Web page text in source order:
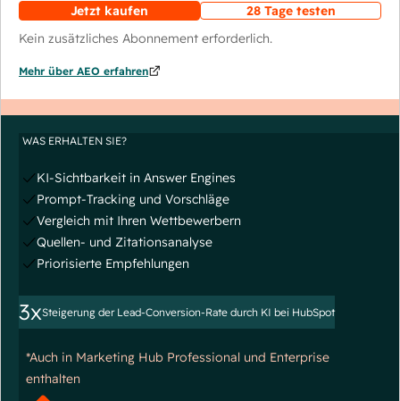
Jetzt kaufen
28 Tage testen
Kein zusätzliches Abonnement erforderlich.
Mehr über AEO erfahren
WAS ERHALTEN SIE?
KI-Sichtbarkeit in Answer Engines
Prompt-Tracking und Vorschläge
Vergleich mit Ihren Wettbewerbern
Quellen- und Zitationsanalyse
Priorisierte Empfehlungen
3xSteigerung der Lead-Conversion-Rate durch KI bei HubSpot
*Auch in Marketing Hub Professional und Enterprise
enthalten